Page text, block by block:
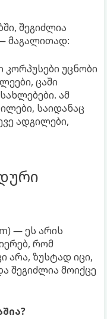
შეგიძლია
მაგალითად:
უცნობი
ცაში
ამ
საიდანაც
ადგილები,
— ეს არის
რომ
არა, ზუსტად იცი,
შეგიძლია მოიქცე